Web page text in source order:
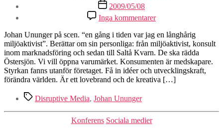
Inläggsdatum
2009/05/08
Inga kommentarertill
Saltå
Kvarn
och
sociala
medier
Johan Ununger på scen. “en gång i tiden var jag en långhårig
miljöaktivist”. Berättar om sin personliga: från miljöaktivist, konsult
inom marknadsföring och sedan till Saltå Kvarn. De ska rädda
Östersjön. Vi vill öppna varumärket. Konsumenten är medskapare.
Styrkan fanns utanför företaget. Få in idéer och utvecklingskraft,
förändra världen. Är ett lovebrand och de kreativa […]
Etiketter
Disruptive Media, Johan Ununger
Kategorier
Konferens Sociala medier